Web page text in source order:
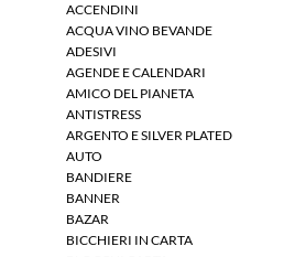
ACCENDINI
ACQUA VINO BEVANDE
ADESIVI
AGENDE E CALENDARI
AMICO DEL PIANETA
ANTISTRESS
ARGENTO E SILVER PLATED
AUTO
BANDIERE
BANNER
BAZAR
BICCHIERI IN CARTA